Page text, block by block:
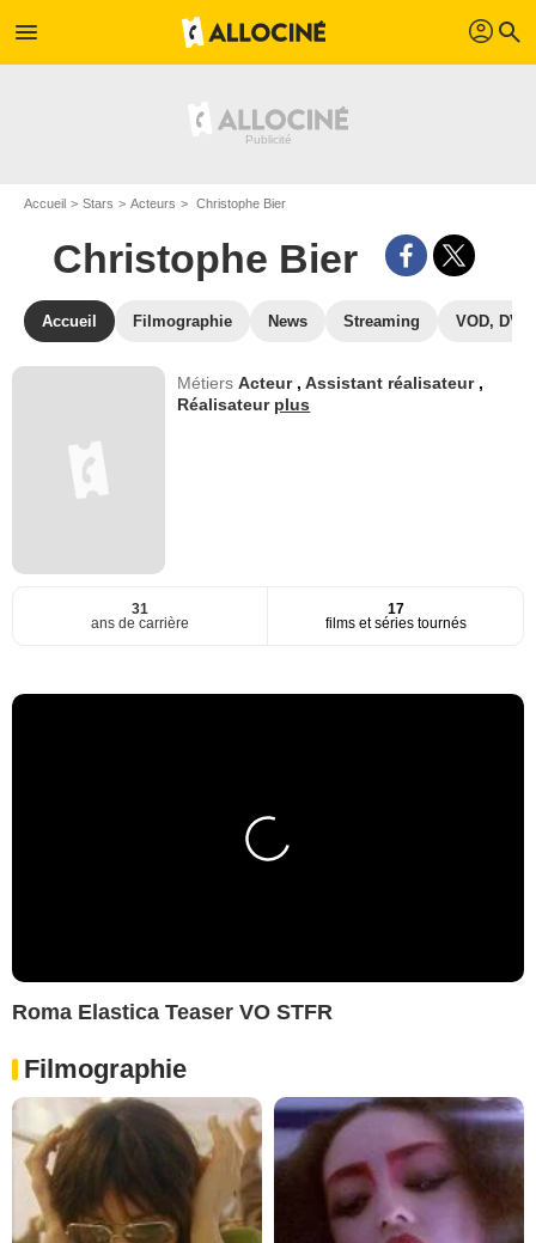
menu profil search
Accueil Stars Acteurs Christophe Bier
Christophe Bier
Accueil Filmographie News Streaming VOD, DVD
MétiersActeur ,Assistant réalisateur ,
Réalisateur plus
31
ans de carrière
17
films et séries tournés
Roma Elastica Teaser VO STFR
Filmographie